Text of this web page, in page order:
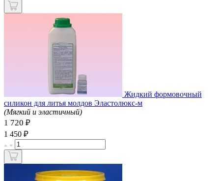
Жидкий формовочный
силикон для литья молдов Эластолюкс-м
(Мягкий и эластичный)
1 720 ₽
1 450 ₽